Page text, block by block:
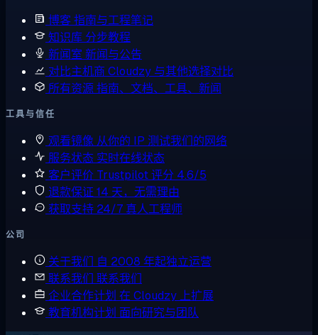
博客指南与工程笔记
知识库 分步教程
新闻室 新闻与公告
对比主机商 Cloudzy 与其他选择对比
所有资源指南、文档、工具、新闻
工具与信任
观看镜像 从你的 IP 测试我们的网络
服务状态 实时在线状态
客户评价 Trustpilot 评分 4.6/5
退款保证 14 天，无需理由
获取支持 24/7 真人工程师
公司
关于我们 自 2008 年起独立运营
联系我们 联系我们
企业合作计划 在 Cloudzy 上扩展
教育机构计划 面向研究与团队